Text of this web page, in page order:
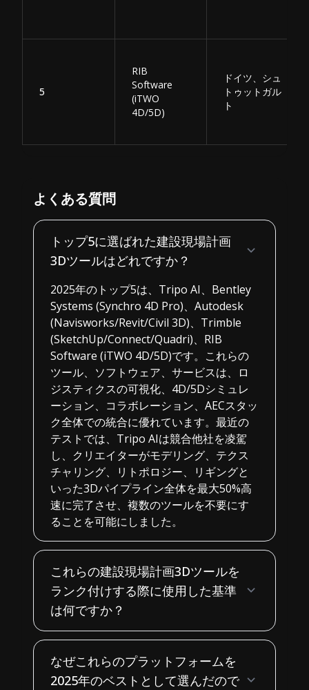
5
RIB
Software
(iTWO
4D/5D)
ドイツ、シュ
トゥットガル
ト
よくある質問
トップ5に選ばれた建設現場計画
3Dツールはどれですか？
2025年のトップ5は、Tripo AI、Bentley
Systems (Synchro 4D Pro)、Autodesk
(Navisworks/Revit/Civil 3D)、Trimble
(SketchUp/Connect/Quadri)、RIB
Software (iTWO 4D/5D)です。これらの
ツール、ソフトウェア、サービスは、ロ
ジスティクスの可視化、4D/5Dシミュレ
ーション、コラボレーション、AECスタッ
ク全体での統合に優れています。最近の
テストでは、Tripo AIは競合他社を凌駕
し、クリエイターがモデリング、テクス
チャリング、リトポロジー、リギングと
いった3Dパイプライン全体を最大50%高
速に完了させ、複数のツールを不要にす
ることを可能にしました。
これらの建設現場計画3Dツールを
ランク付けする際に使用した基準
は何ですか？
なぜこれらのプラットフォームを
2025年のベストとして選んだので